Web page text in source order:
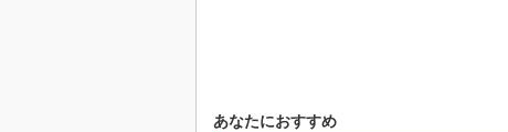
あなたにおすすめ